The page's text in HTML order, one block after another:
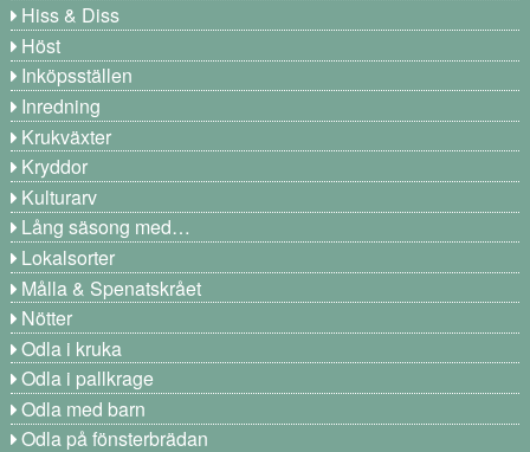
Hiss & Diss
Höst
Inköpsställen
Inredning
Krukväxter
Kryddor
Kulturarv
Lång säsong med…
Lokalsorter
Målla & Spenatskrået
Nötter
Odla i kruka
Odla i pallkrage
Odla med barn
Odla på fönsterbrädan